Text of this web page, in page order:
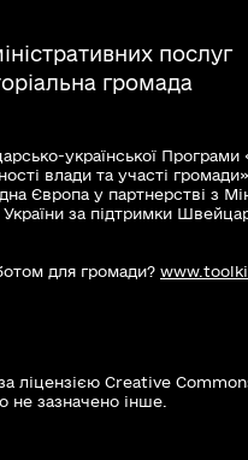
послуг
громада
української Програми
влади та участі
Європа у партнерстві з
за підтримки
для громади?
ліцензією Creative
зазначено інше.